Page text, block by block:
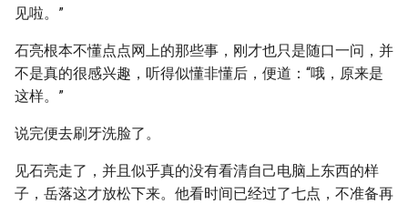
见啦。”
石亮根本不懂点点网上的那些事，刚才也只是随口一问，并
不是真的很感兴趣，听得似懂非懂后，便道：“哦，原来是
这样。”
说完便去刷牙洗脸了。
见石亮走了，并且似乎真的没有看清自己电脑上东西的样
子，岳落这才放松下来。他看时间已经过了七点，不准备再